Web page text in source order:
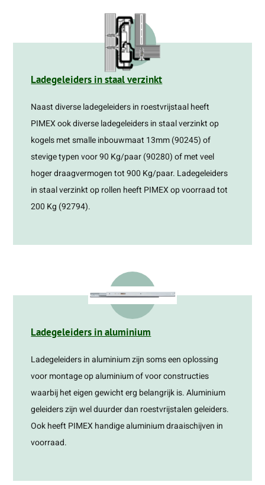
Ladegeleiders in staal verzinkt
Naast diverse ladegeleiders in roestvrijstaal heeft
PIMEX ook diverse ladegeleiders in staal verzinkt op
kogels met smalle inbouwmaat 13mm (90245) of
stevige typen voor 90 Kg/paar (90280) of met veel
hoger draagvermogen tot 900 Kg/paar. Ladegeleiders
in staal verzinkt op rollen heeft PIMEX op voorraad tot
200 Kg (92794).
Ladegeleiders in aluminium
Ladegeleiders in aluminium zijn soms een oplossing
voor montage op aluminium of voor constructies
waarbij het eigen gewicht erg belangrijk is. Aluminium
geleiders zijn wel duurder dan roestvrijstalen geleiders.
Ook heeft PIMEX handige aluminium draaischijven in
voorraad.